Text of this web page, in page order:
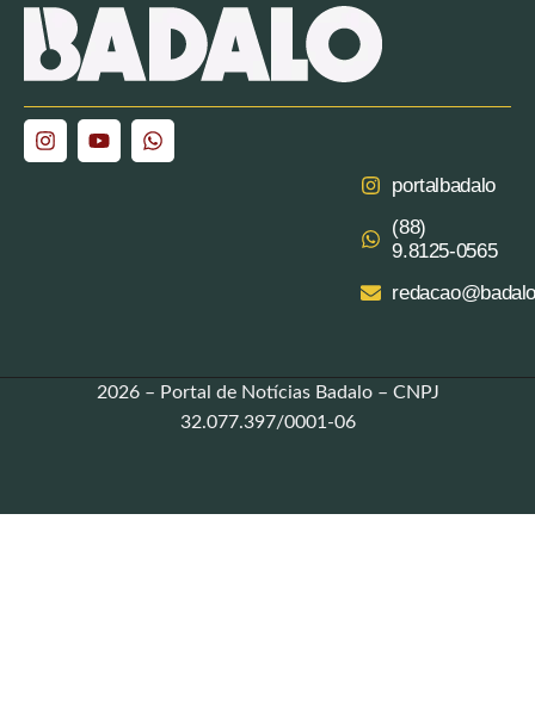
portalbadalo
(88)
9.8125‑0565‬
2026 – Portal de Notícias Badalo – CNPJ
32.077.397/0001-06